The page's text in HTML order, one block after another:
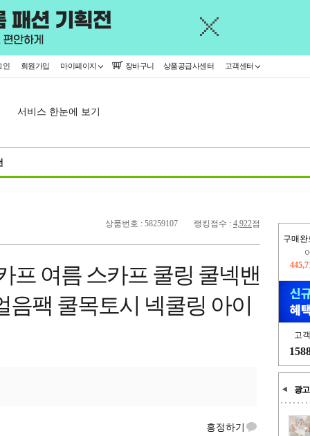
인 회원가입 마이페이지 장바구니 상품공급사센터 고객센터
서비스 한눈에 보기
구매완
오
고
광고
상품번호 : 58259107 랭킹점수 : 4,922점
프 여름 스카프 쿨링 쿨넥밴
음팩 쿨목토시 넥쿨링 아이
흥정하기